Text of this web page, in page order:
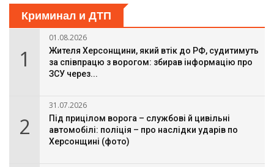
Криминал и ДТП
1
01.08.2026
Жителя Херсонщини, який втік до РФ, судитимуть
за співпрацю з ворогом: збирав інформацію про
ЗСУ через...
2
31.07.2026
Під прицілом ворога – службові й цивільні
автомобілі: поліція – про наслідки ударів по
Херсонщині (фото)